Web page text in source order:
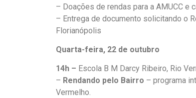
– Doações de rendas para a AMUCC e
– Entrega de documento solicitando o
Florianópolis
Quarta-feira, 22 de outubro
14h – Escola B M Darcy Ribeiro, Rio
– Rendando pelo Bairro – programa
Vermelho.